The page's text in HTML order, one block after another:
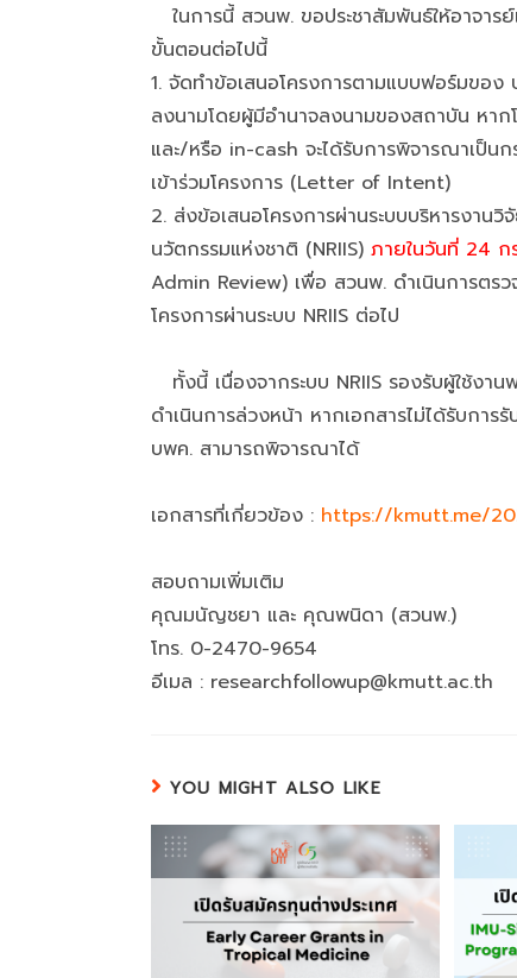
ในการนี้ สวนพ. ขอประชาสัมพันธ์ให้อาจาร
ขั้นตอนต่อไปนี้
1. จัดทำข้อเสนอโครงการตามแบบฟอร์มข
ลงนามโดยผู้มีอำนาจลงนามของสถาบัน หา
และ/หรือ in-cash จะได้รับการพิจารณาเป็น
เข้าร่วมโครงการ (Letter of Intent)
2. ส่งข้อเสนอโครงการผ่านระบบบริหารงาน
นวัตกรรมแห่งชาติ (NRIIS) ภายในวันที่ 24
Admin Review) เพื่อ สวนพ. ดำเนินการตร
โครงการผ่านระบบ NRIIS ต่อไป
ทั้งนี้ เนื่องจากระบบ NRIIS รองรับผู้ใช้งา
ดำเนินการล่วงหน้า หากเอกสารไม่ได้รับกา
บพค. สามารถพิจารณาได้
เอกสารที่เกี่ยวข้อง : https://kmutt.me/
สอบถามเพิ่มเติม
คุณมนัญชยา และ คุณพนิดา (สวนพ.)
โทร. 0-2470-9654
อีเมล : researchfollowup@kmutt.ac.th
YOU MIGHT ALSO LIKE